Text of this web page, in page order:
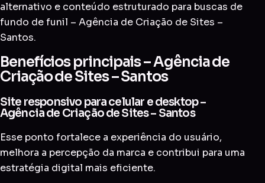
alternativo e conteúdo estruturado para buscas de
fundo de funil – Agência de Criação de Sites –
Santos.
Benefícios principais – Agência de
Criação de Sites – Santos
Site responsivo para celular e desktop –
Agência de Criação de Sites – Santos
Esse ponto fortalece a experiência do usuário,
melhora a percepção da marca e contribui para uma
estratégia digital mais eficiente.